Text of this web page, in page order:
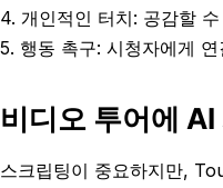
4. 개인적인 터치: 공감할
5. 행동 촉구: 시청자에게
비디오 투어에
스크립팅이 중요하지만,